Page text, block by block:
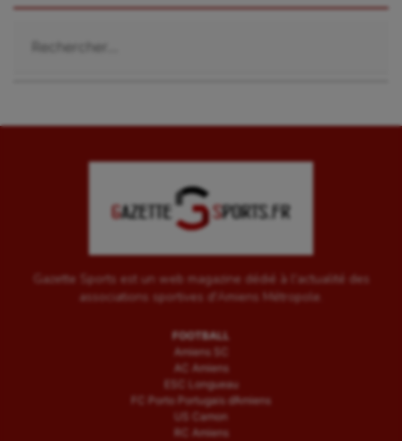
Gazette Sports est un web magazine dédié à l'actualité des
associations sportives d'Amiens Métropole.
FOOTBALL
Amiens SC
AC Amiens
ESC Longueau
FC Porto Portugais d’Amiens
US Camon
RC Amiens